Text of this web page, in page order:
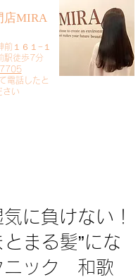
MIRA
前１６１−１
駅徒歩7分
電話したと
さい
に負けない！
まる髪”にな
ニック 和歌